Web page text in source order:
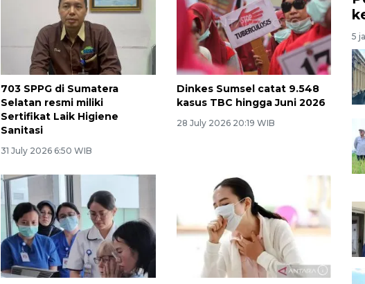
703 SPPG di Sumatera
Selatan resmi miliki
Sertifikat Laik Higiene
Sanitasi
31 July 2026 6:50 WIB
Dinkes Sumsel catat 9.548
kasus TBC hingga Juni 2026
28 July 2026 20:19 WIB
5